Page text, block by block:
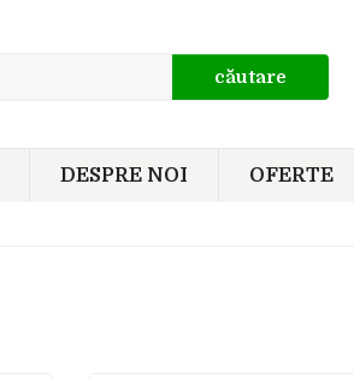
căutare
DESPRE NOI OFERTE